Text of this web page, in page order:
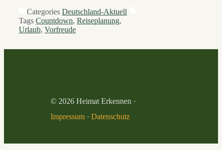
Categories Deutschland-Aktuell
Tags Countdown, Reiseplanung,
Urlaub, Vorfreude
© 2026 Heimat Erkennen ·
Impressum · Datenschutz